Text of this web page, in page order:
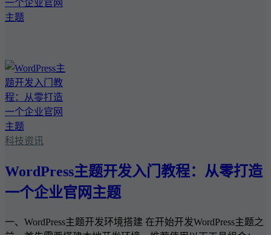
科技资讯
WordPress主题开发入门教程：从零打造
一个企业官网主题
一、WordPress主题开发环境搭建 在开始开发WordPress主题之